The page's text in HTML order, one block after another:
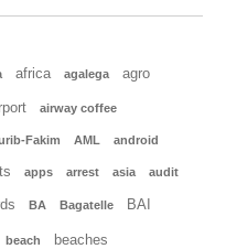
africa agalega agro
airway coffee
Fakim AML android
apps arrest asia audit
BA Bagatelle BAI
beach beaches